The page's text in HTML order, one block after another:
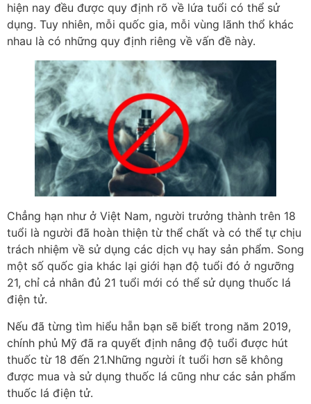
hiện nay đều được quy định rõ về lứa tuổi có thể sử
dụng. Tuy nhiên, mỗi quốc gia, mỗi vùng lãnh thổ khác
nhau là có những quy định riêng về vấn đề này.
Chẳng hạn như ở Việt Nam, người trưởng thành trên 18
tuổi là người đã hoàn thiện từ thể chất và có thể tự chịu
trách nhiệm về sử dụng các dịch vụ hay sản phẩm. Song
một số quốc gia khác lại giới hạn độ tuổi đó ở ngưỡng
21, chỉ cả nhân đủ 21 tuổi mới có thể sử dụng thuốc lá
điện tử.
Nếu đã từng tìm hiểu hẵn bạn sẽ biết trong năm 2019,
chính phủ Mỹ đã ra quyết định nâng độ tuổi được hút
thuốc từ 18 đến 21.Những người ít tuổi hơn sẽ không
được mua và sử dụng thuốc lá cũng như các sản phẩm
thuốc lá điện tử.